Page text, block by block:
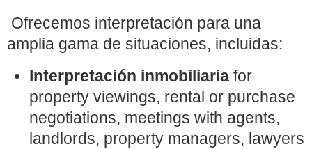
Ofrecemos interpretación para una
amplia gama de situaciones, incluidas:
Interpretación inmobiliaria for
property viewings, rental or purchase
negotiations, meetings with agents,
landlords, property managers, lawyers